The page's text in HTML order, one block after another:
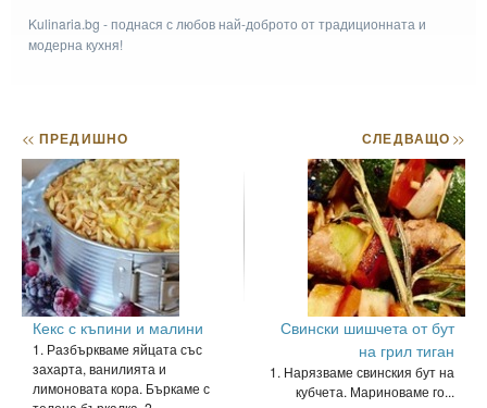
Kulinaria.bg - поднася с любов най-доброто от традиционната и
модерна кухня!
<< ПРЕДИШНО
Кекс с къпини и малини
1. Разбъркваме яйцата със
захарта, ванилията и
лимоновата кора. Бъркаме с
СЛЕДВАЩО>>
Свински шишчета от бут
на грил тиган
1. Нарязваме свинския бут на
кубчета. Мариноваме го...